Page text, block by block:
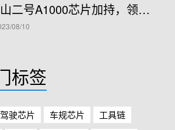
双华山二号A1000芯片加持，领克08正式开售！
08/10
标签
驶芯片 车规芯片
工具链